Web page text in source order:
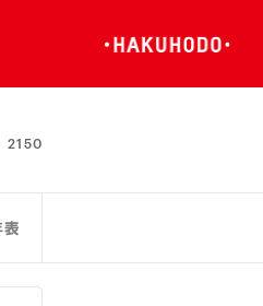
2150